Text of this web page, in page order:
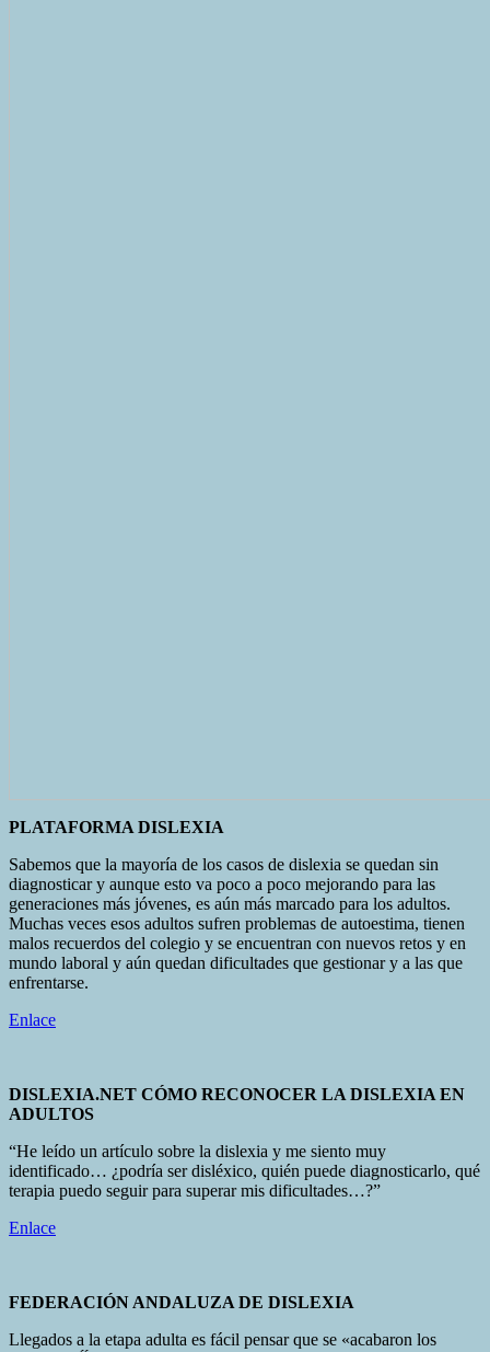
PLATAFORMA DISLEXIA
Sabemos que la mayoría de los casos de dislexia se quedan sin
diagnosticar y aunque esto va poco a poco mejorando para las
generaciones más jóvenes, es aún más marcado para los adultos.
Muchas veces esos adultos sufren problemas de autoestima, tienen
malos recuerdos del colegio y se encuentran con nuevos retos y en
mundo laboral y aún quedan dificultades que gestionar y a las que
enfrentarse.
Enlace
DISLEXIA.NET CÓMO RECONOCER LA DISLEXIA EN
ADULTOS
“He leído un artículo sobre la dislexia y me siento muy
identificado… ¿podría ser disléxico, quién puede diagnosticarlo, qué
terapia puedo seguir para superar mis dificultades…?”
Enlace
FEDERACIÓN ANDALUZA DE DISLEXIA
Llegados a la etapa adulta es fácil pensar que se «acabaron los